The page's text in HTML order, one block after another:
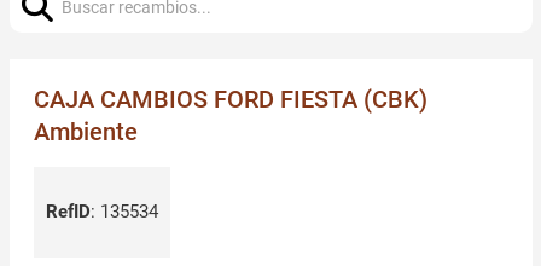
CAJA CAMBIOS FORD FIESTA (CBK)
Ambiente
RefID: 135534